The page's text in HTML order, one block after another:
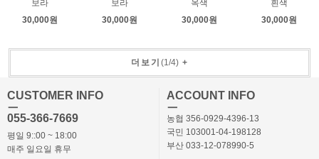
보라
30,000원
보라
30,000원
옥색
30,000원
흰색
30,000원
더보기 (1 /4)+
CUSTOMER INFO
ㅡ
055-366-7669
평일 9::00 ~ 18:00
매주 일요일 휴무
ACCOUNT INFO
ㅡ
농협 356-0929-4396-13
국민 103001-04-198128
부산 033-12-078990-5